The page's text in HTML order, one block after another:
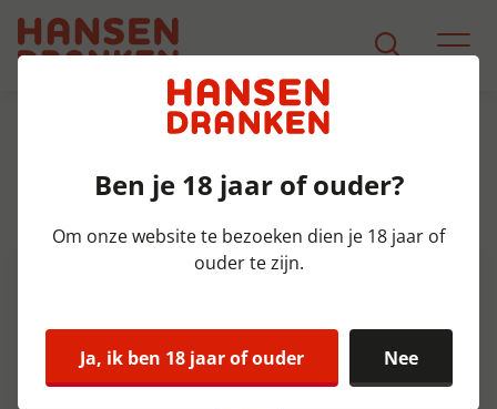
Product Detail
Thorn Pinot Noir Rosé Fles 75 cl
13%
Ben je 18 jaar of ouder?
Om onze website te bezoeken dien je 18 jaar of
ouder te zijn.
Ja, ik ben 18 jaar of ouder Nee